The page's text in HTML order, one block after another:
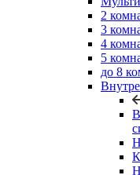
2
3
4
5
до 8